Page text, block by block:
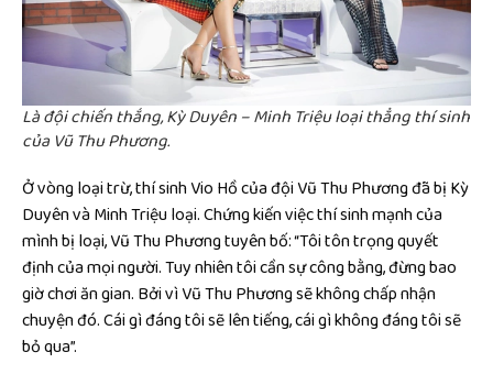
Là đội chiến thắng, Kỳ Duyên – Minh Triệu loại thẳng thí sinh
của Vũ Thu Phương.
Ở vòng loại trừ, thí sinh Vio Hồ của đội Vũ Thu Phương đã bị Kỳ
Duyên và Minh Triệu loại. Chứng kiến việc thí sinh mạnh của
mình bị loại, Vũ Thu Phương tuyên bố: “Tôi tôn trọng quyết
định của mọi người. Tuy nhiên tôi cần sự công bằng, đừng bao
giờ chơi ăn gian. Bởi vì Vũ Thu Phương sẽ không chấp nhận
chuyện đó. Cái gì đáng tôi sẽ lên tiếng, cái gì không đáng tôi sẽ
bỏ qua”.